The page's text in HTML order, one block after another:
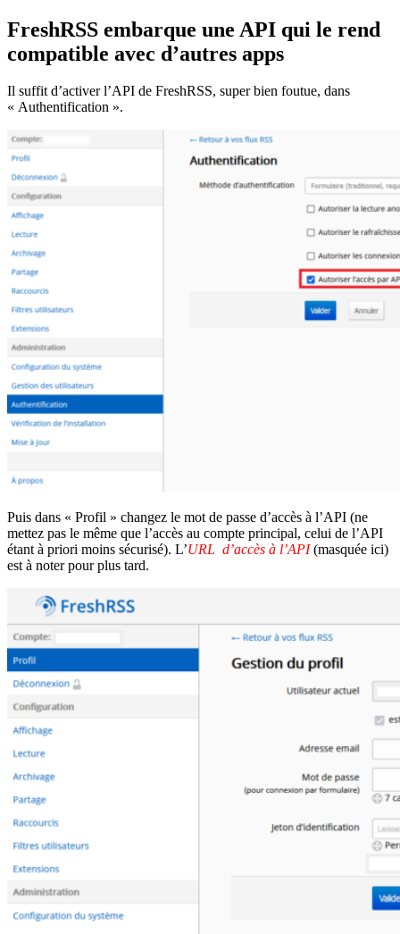
FreshRSS embarque une API qui le rend
compatible avec d’autres apps
Il suffit d’activer l’API de FreshRSS, super bien foutue, dans
« Authentification ».
Puis dans « Profil » changez le mot de passe d’accès à l’API (ne
mettez pas le même que l’accès au compte principal, celui de l’API
étant à priori moins sécurisé). L’URL d’accès à l’API (masquée ici)
est à noter pour plus tard.